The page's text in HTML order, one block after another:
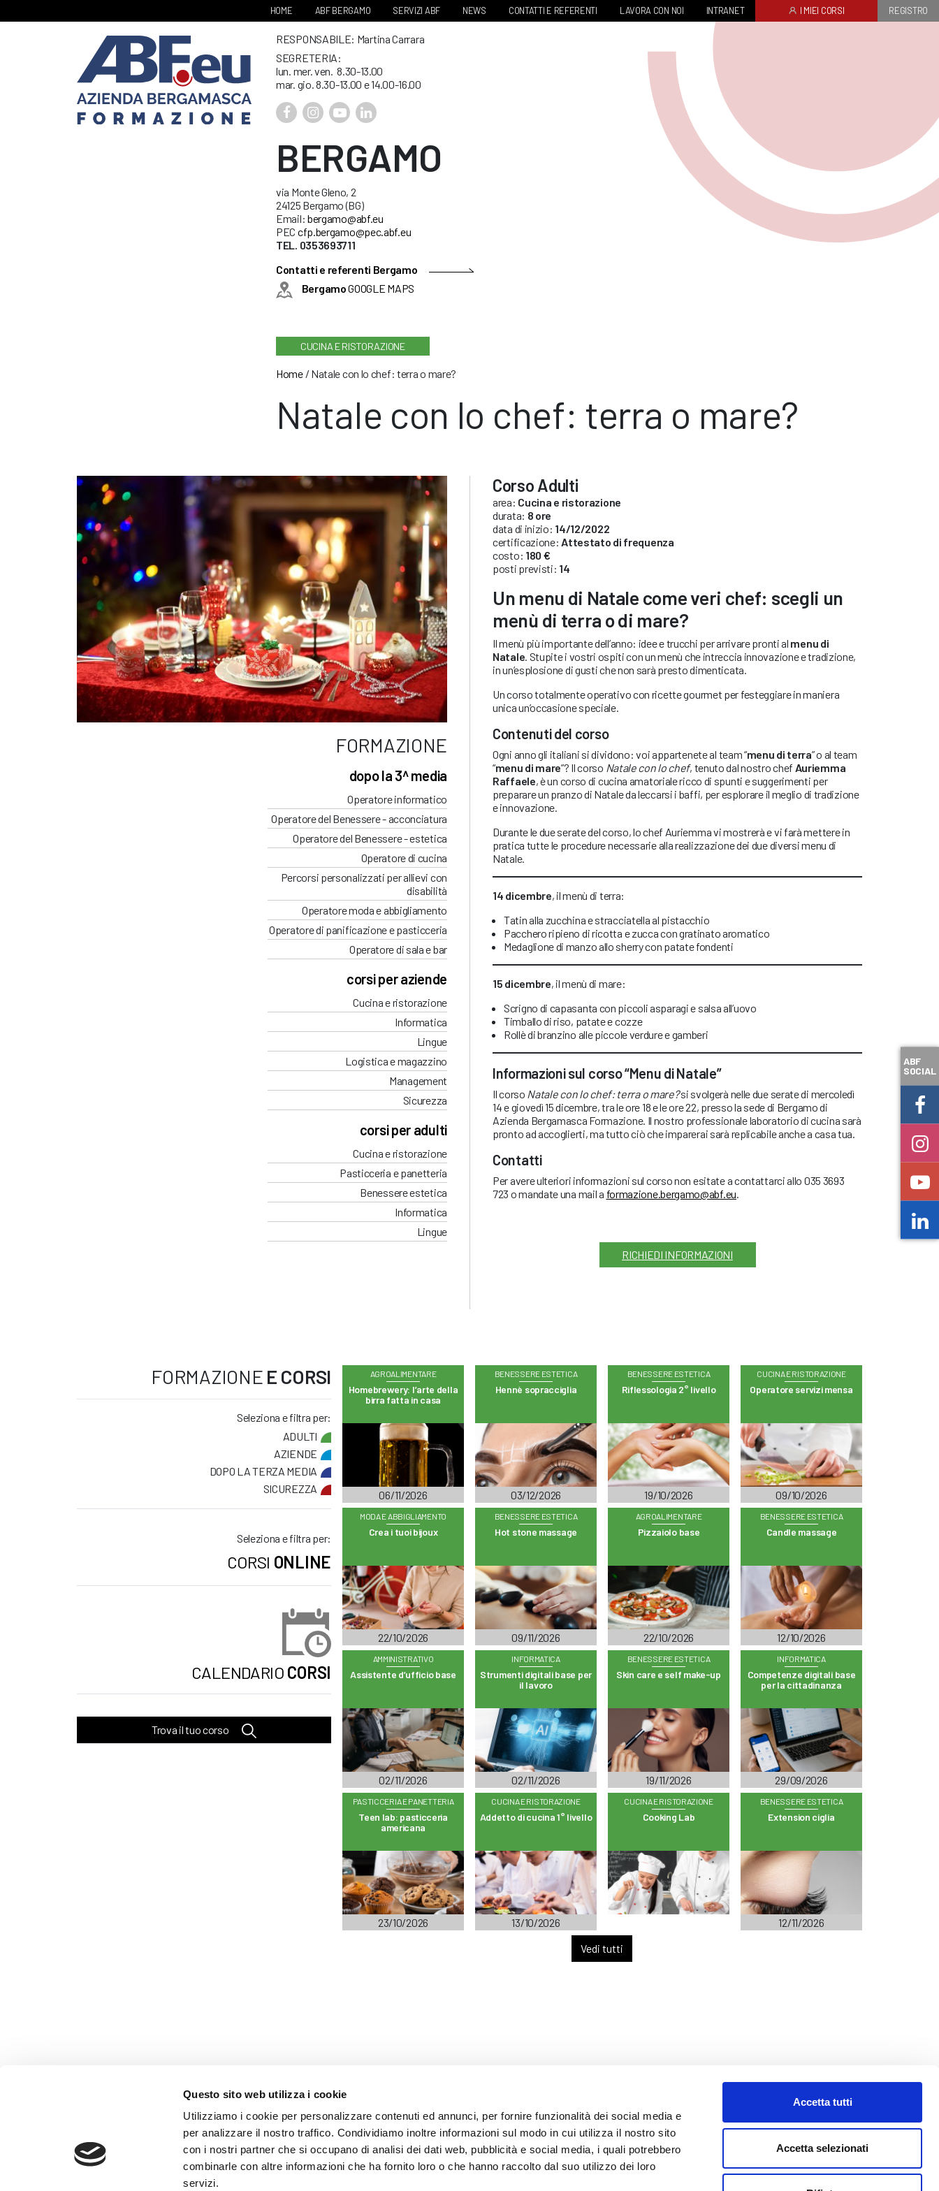
Questo sito web utilizza i cookie
Utilizziamo i cookie per personalizzare contenuti ed annunci, per fornire funzionalità dei social media e
per analizzare il nostro traffico. Condividiamo inoltre informazioni sul modo in cui utilizza il nostro sito
con i nostri partner che si occupano di analisi dei dati web, pubblicità e social media, i quali potrebbero
combinarle con altre informazioni che ha fornito loro o che hanno raccolto dal suo utilizzo dei loro
servizi.
Accetta tutti
Accetta selezionati
HOME ABF BERGAMO SERVIZI ABF NEWS CONTATTI E REFERENTI LAVORA CON NOI INTRANET I MIEI CORSI REGISTRO
RESPONSABILE: Martina Carrara
SEGRETERIA:
lun. mer. ven. 8.30-13.00
mar. gio. 8.30-13.00 e 14.00-16.00
BERGAMO
via Monte Gleno, 2
24125 Bergamo (BG)
Email: bergamo@abf.eu
PEC cfp.bergamo@pec.abf.eu
TEL. 0353693711
Contatti e referenti Bergamo
BergamoGOOGLE MAPS
CUCINA E RISTORAZIONE
Home/ Natale con lo chef: terra o mare?
Natale con lo chef: terra o mare?
FORMAZIONE
dopo la 3^ media
Operatore informatico
Operatore del Benessere - acconciatura
Operatore del Benessere - estetica
Operatore di cucina
Percorsi personalizzati per allievi con
disabilità
Operatore moda e abbigliamento
Operatore di panificazione e pasticceria
Operatore di sala e bar
corsi per aziende
Cucina e ristorazione
Informatica
Lingue
Logistica e magazzino
Management
Sicurezza
corsi per adulti
Cucina e ristorazione
Pasticceria e panetteria
Benessere estetica
Informatica
Lingue
Corso Adulti
area: Cucina e ristorazione
durata: 8 ore
data di inizio: 14/12/2022
certificazione: Attestato di frequenza
costo: 180 €
posti previsti: 14
Un menu di Natale come veri chef: scegli un
menù di terra o di mare?
Il menù più importante dell’anno: idee e trucchi per arrivare pronti al menu di
Natale . Stupite i vostri ospiti con un menù che intreccia innovazione e tradizione,
in un’esplosione di gusti che non sarà presto dimenticata.
Un corso totalmente operativo con ricette gourmet per festeggiare in maniera
unica un’occasione speciale.
Contenuti del corso
Ogni anno gli italiani si dividono: voi appartenete al team “menu di terra” o al team
“menu di mare”? Il corso Natale con lo chef, tenuto dal nostro chef Auriemma
Raffaele, è un corso di cucina amatoriale ricco di spunti e suggerimenti per
preparare un pranzo di Natale da leccarsi i baffi, per esplorare il meglio di tradizione
e innovazione.
Durante le due serate del corso, lo chef Auriemma vi mostrerà e vi farà mettere in
pratica tutte le procedure necessarie alla realizzazione dei due diversi menu di
Natale.
14 dicembre, il menù di terra:
Tatin alla zucchina e stracciatella al pistacchio
Pacchero ripieno di ricotta e zucca con gratinato aromatico
Medaglione di manzo allo sherry con patate fondenti
15 dicembre, il menù di mare:
Scrigno di capasanta con piccoli asparagi e salsa all’uovo
Timballo di riso, patate e cozze
Rollè di branzino alle piccole verdure e gamberi
Informazioni sul corso “Menu di Natale”
Il corso Natale con lo chef: terra o mare?si svolgerà nelle due serate di mercoledì
14 e giovedì 15 dicembre, tra le ore 18 e le ore 22, presso la sede di Bergamo di
Azienda Bergamasca Formazione. Il nostro professionale laboratorio di cucina sarà
pronto ad accoglierti, ma tutto ciò che imparerai sarà replicabile anche a casa tua.
Contatti
Per avere ulteriori informazioni sul corso non esitate a contattarci allo 035 3693
723 o mandate una mail a formazione.bergamo@abf.eu
RICHIEDI INFORMAZIONI
FORMAZIONE E CORSI
Seleziona e filtra per:
ADULTI
AZIENDE
DOPO LA TERZA MEDIA
SICUREZZA
Seleziona e filtra per:
CORSI ONLINE
CALENDARIO CORSI
Trova il tuo corso
AGROALIMENTARE
Homebrewery: l’arte della
birra fatta in casa
06/11/2026
BENESSERE ESTETICA
Hennè sopracciglia
03/12/2026
BENESSERE ESTETICA
Riflessologia 2° livello
19/10/2026
CUCINA E RISTORAZIONE
Operatore servizi mensa
09/10/2026
MODA E ABBIGLIAMENTO
Crea i tuoi bijoux
22/10/2026
BENESSERE ESTETICA
Hot stone massage
09/11/2026
AGROALIMENTARE
Pizzaiolo base
22/10/2026
BENESSERE ESTETICA
Candle massage
12/10/2026
AMMINISTRATIVO
Assistente d’ufficio base
02/11/2026
INFORMATICA
Strumenti digitali base per
il lavoro
02/11/2026
BENESSERE ESTETICA
Skin care e self make-up
19/11/2026
INFORMATICA
Competenze digitali base
per la cittadinanza
29/09/2026
PASTICCERIA E PANETTERIA
Teen lab: pasticceria
americana
23/10/2026
CUCINA E RISTORAZIONE
Addetto di cucina 1° livello
13/10/2026
CUCINA E RISTORAZIONE
Cooking Lab
BENESSERE ESTETICA
Extension ciglia
12/11/2026
Vedi tutti
WHISTLEBLOWING
ABF Azienda Bergamasca Formazione
C.F. e P. IVA 03240540165 - Tel. (035) 3693711 - via Monte Gleno, 2 - I - 24125 Bergamo (BG) - Email: info@abf.eu
ABF
SOCIAL